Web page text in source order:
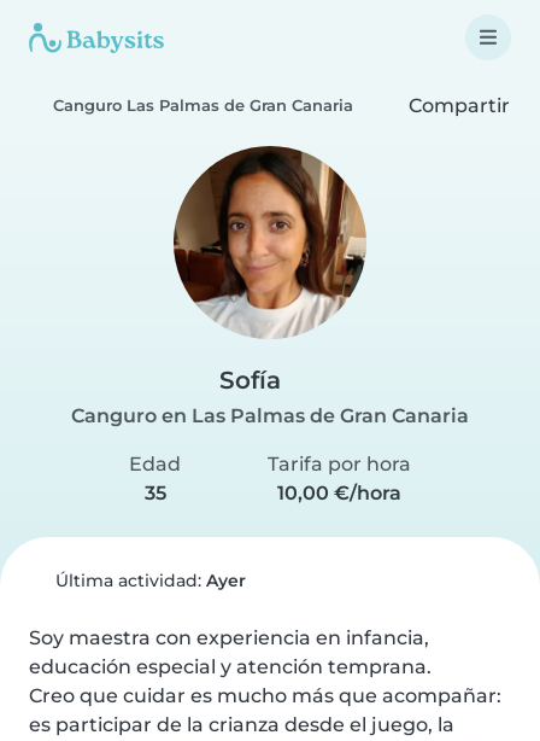
Canguro Las Palmas de Gran Canaria Compartir
Sofía
Canguro en Las Palmas de Gran Canaria
Edad
35
Tarifa por hora
10,00 €/hora
Última actividad: Ayer
Soy maestra con experiencia en infancia,
educación especial y atención temprana.
Creo que cuidar es mucho más que acompañar:
es participar de la crianza desde el juego, la